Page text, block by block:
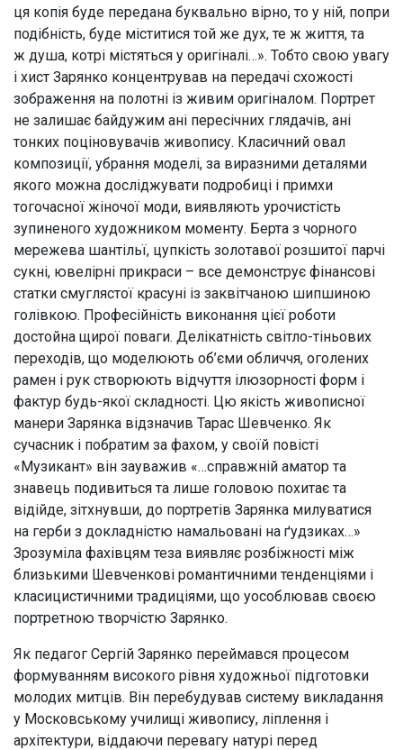
Харківський художній музей:
м. Харків, вул. Жон Мироносиць, 11
Виставкова зала ХХМ:
м. Харків, вул. Жон Мироносиць, 9
Адміністрація:+38 (057)-706-33-95
Відділ роботи з відвідувачами:+38 (057)-706-33-94
artmuseum_kharkiv@i.ua
ця копія буде передана буквально вірно, то у ній, попри
подібність, буде міститися той же дух, те ж життя, та
ж душа, котрі містяться у оригіналі…». Тобто свою увагу
і хист Зарянко концентрував на передачі схожості
зображення на полотні із живим оригіналом. Портрет
не залишає байдужим ані пересічних глядачів, ані
тонких поціновувачів живопису. Класичний овал
композиції, убрання моделі, за виразними деталями
якого можна досліджувати подробиці і примхи
тогочасної жіночої моди, виявляють урочистість
зупиненого художником моменту. Берта з чорного
мережева шантільї, цупкість золотавої розшитої парчі
сукні, ювелірні прикраси – все демонструє фінансові
статки смуглястої красуні із заквітчаною шипшиною
голівкою. Професійність виконання цієї роботи
достойна щирої поваги. Делікатність світло-тіньових
переходів, що моделюють об’єми обличчя, оголених
рамен і рук створюють відчуття ілюзорності форм і
фактур будь-якої складності. Цю якість живописної
манери Зарянка відзначив Тарас Шевченко. Як
сучасник і побратим за фахом, у своїй повісті
«Музикант» він зауважив «…справжній аматор та
знавець подивиться та лише головою похитає та
відійде, зітхнувши, до портретів Зарянка милуватися
на герби з докладністю намальовані на ґудзиках…»
Зрозуміла фахівцям теза виявляє розбіжності між
близькими Шевченкові романтичними тенденціями і
класицистичними традиціями, що уособлював своєю
портретною творчістю Зарянко.
Як педагог Сергій Зарянко переймався процесом
формуванням високого рівня художньої підготовки
молодих митців. Він перебудував систему викладання
у Московському училищі живопису, ліплення і
архітектури, віддаючи перевагу натурі перед